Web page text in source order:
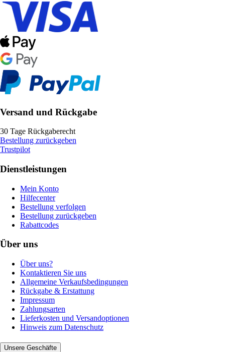
Versand und Rückgabe
30 Tage Rückgaberecht
Bestellung zurückgeben
Trustpilot
Dienstleistungen
Mein Konto
Hilfecenter
Bestellung verfolgen
Bestellung zurückgeben
Rabattcodes
Über uns
Über uns?
Kontaktieren Sie uns
Allgemeine Verkaufsbedingungen
Rückgabe & Erstattung
Impressum
Zahlungsarten
Lieferkosten und Versandoptionen
Hinweis zum Datenschutz
Unsere Geschäfte